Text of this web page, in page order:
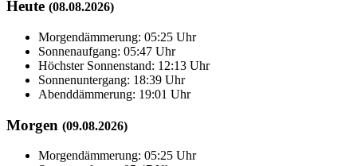
Heute (08.08.2026)
Morgendämmerung: 05:25 Uhr
Sonnenaufgang: 05:47 Uhr
Höchster Sonnenstand: 12:13 Uhr
Sonnenuntergang: 18:39 Uhr
Abenddämmerung: 19:01 Uhr
Morgen (09.08.2026)
Morgendämmerung: 05:25 Uhr